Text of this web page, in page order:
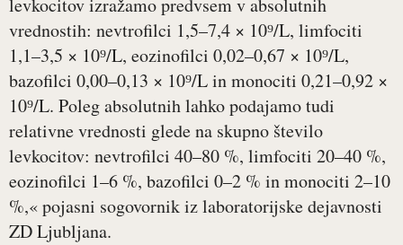
levkocitov izražamo predvsem v absolutnih
vrednostih: nevtrofilci 1,5–7,4 × 10⁹/L, limfociti
1,1–3,5 × 10⁹/L, eozinofilci 0,02–0,67 × 10⁹/L,
bazofilci 0,00–0,13 × 10⁹/L in monociti 0,21–0,92 ×
10⁹/L. Poleg absolutnih lahko podajamo tudi
relativne vrednosti glede na skupno število
levkocitov: nevtrofilci 40–80 %, limfociti 20–40 %,
eozinofilci 1–6 %, bazofilci 0–2 % in monociti 2–10
%,« pojasni sogovornik iz laboratorijske dejavnosti
ZD Ljubljana.